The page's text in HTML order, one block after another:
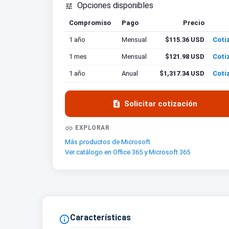
 Opciones disponibles
Compromiso Pago Precio
1 año
Mensual $115.36 USD
1 mes Mensual $121.98 USD
1 año Anual $1,317.34 USD
 Solicitar cotización
 EXPLORAR
Más productos de Microsoft
Ver catálogo en Office 365 y Microsoft 365
Características